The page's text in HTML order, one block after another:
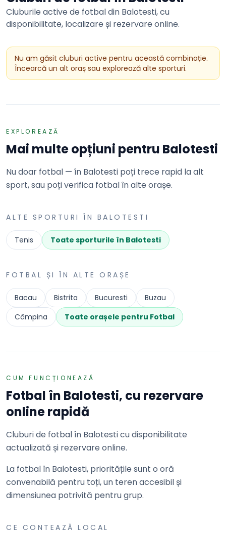
Cluburile active de fotbal din Balotesti, cu
disponibilitate, localizare și rezervare online.
Nu am găsit cluburi active pentru această combinație.
Încearcă un alt oraș sau explorează alte sporturi.
EXPLOREAZĂ
Mai multe opțiuni pentru Balotesti
Nu doar fotbal — în Balotesti poți trece rapid la alt
sport, sau poți verifica fotbal în alte orașe.
ALTE SPORTURI ÎN BALOTESTI
Tenis Toate sporturile în Balotesti
FOTBAL ȘI ÎN ALTE ORAȘE
Bacau Bistrita Bucuresti
Buzau
Câmpina
Toate orașele pentru Fotbal
CUM FUNCȚIONEAZĂ
Fotbal în Balotesti, cu rezervare
online rapidă
Cluburi de fotbal în Balotesti cu disponibilitate
actualizată și rezervare online.
La fotbal în Balotesti, prioritățile sunt o oră
convenabilă pentru toți, un teren accesibil și
dimensiunea potrivită pentru grup.
CE CONTEAZĂ LOCAL